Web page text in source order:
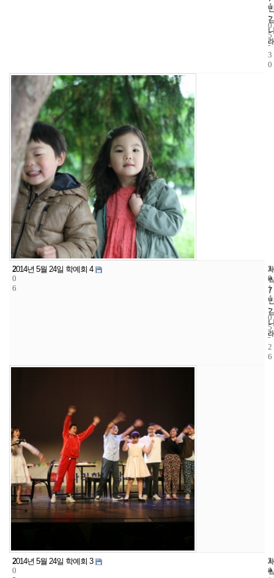
4
-
0
5
-
3
0
2
0
6
2014년 5월 24일 학예회 4
7
5
8
2
0
1
4
-
0
5
-
2
6
2
0
2014년 5월 24일 학예회 3
5
4
2
0